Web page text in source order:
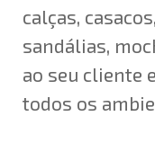
calças,
sandálias,
ao seu cliente
todos os